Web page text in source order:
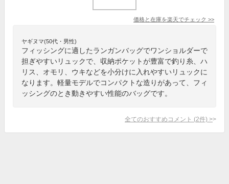
価格と在庫を楽天でチェック >>
ヤギヌマ(50代・男性)
フィッシングに適したランガンバッグでワンショルダーで
担ぎやすいリュックで、収納ポケットが豊富で釣り糸、ハ
リス、オモリ、ウキなどを小分けに入れやすいリュックに
なります。軽量モデルでコンパクトな造りがあって、フィ
ッシングのとき動きやすい性能のバッグです。
全てのおすすめコメント (2件) >